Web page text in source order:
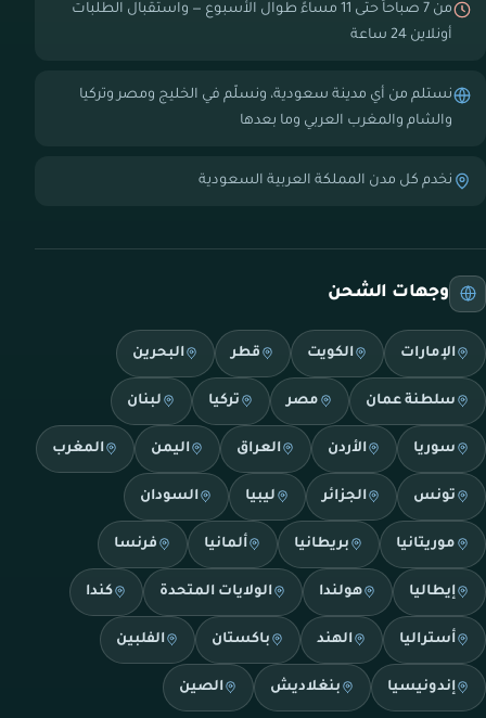
من 7 صباحاً حتى 11 مساءً طوال الأسبوع — واستقبال الطلبات
أونلاين 24 ساعة
نستلم من أي مدينة سعودية، ونسلّم في الخليج ومصر وتركيا
والشام والمغرب العربي وما بعدها
نخدم كل مدن المملكة العربية السعودية
وجهات الشحن
الإمارات الكويت قطر البحرين
سلطنة عمان مصر تركيا لبنان
سوريا الأردن العراق اليمن المغرب
تونس الجزائر ليبيا السودان
موريتانيا بريطانيا ألمانيا فرنسا
إيطاليا هولندا الولايات المتحدة كندا
أستراليا الهند باكستان الفلبين
إندونيسيا بنغلاديش الصين